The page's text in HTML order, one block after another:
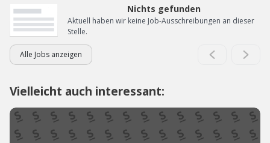
Nichts gefunden
Aktuell haben wir keine Job-Ausschreibungen an dieser
Stelle.
Alle Jobs anzeigen
Vielleicht auch interessant: